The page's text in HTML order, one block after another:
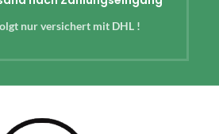
nur versichert mit DHL !